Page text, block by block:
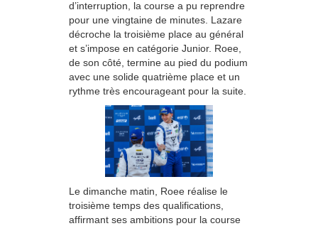
d’interruption, la course a pu reprendre
pour une vingtaine de minutes. Lazare
décroche la troisième place au général
et s’impose en catégorie Junior. Roee,
de son côté, termine au pied du podium
avec une solide quatrième place et un
rythme très encourageant pour la suite.
Le dimanche matin, Roee réalise le
troisième temps des qualifications,
affirmant ses ambitions pour la course